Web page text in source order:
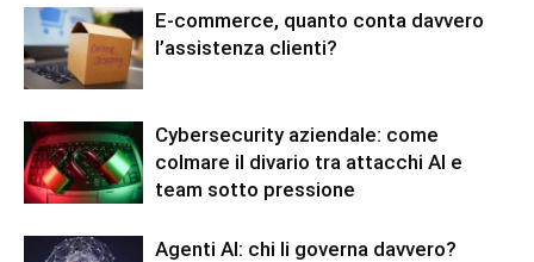
E-commerce, quanto conta davvero
l’assistenza clienti?
Cybersecurity aziendale: come
colmare il divario tra attacchi AI e
team sotto pressione
Agenti AI: chi li governa davvero?